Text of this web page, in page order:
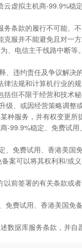
虚拟主机商-99.9%稳
条款的履行不可能、
服并不能避免且对一
、电信主干线路中断等
、违约责任及争议解决
律法规和计算机行业的
但不限于经营和技术
级、或因经营策略调
种服务，并有权变更
-99.9%稳定、免费试
、免费试用、香港美
案可以将其权利和/或
前签署的有关条款或
免费试用、香港美国
数据库服务条款，并